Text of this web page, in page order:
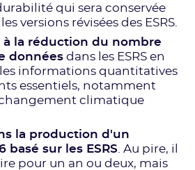
qui sera conservée
versions révisées des ESRS.
à la réduction du nombre
données dans les ESRS en
informations quantitatives
essentiels, notamment
changement climatique
la production d'un
basé sur les ESRS . Au pire, il
pour un an ou deux, mais